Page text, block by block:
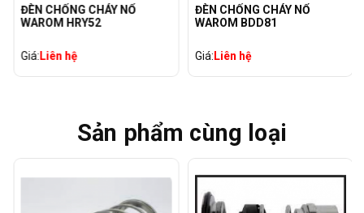
ĐÈN CHỐNG CHÁY NỔ
WAROM HRY52
Giá:Liên hệ
ĐÈN CHỐNG CHÁY NỔ
WAROM BDD81
Giá:Liên hệ
Sản phẩm cùng loại